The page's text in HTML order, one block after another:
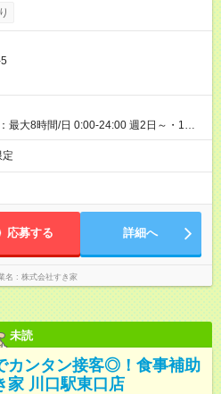
（5：00-9：
ですが、切り上げで一ヶ月とさせてい
り：15時間(研修中も同時給）
最大8時間/日 0:00-24:00 週2日～・1日
朝帯 5:00-9:00 〇昼帯 9:00-14:00 〇午
18:00-22:00 〇深夜帯 22:00-翌5:00 基
応募する 詳細へ
名 株式会社すき家
未読
カンタン接客◎！食事補助
家 川口駅東口店